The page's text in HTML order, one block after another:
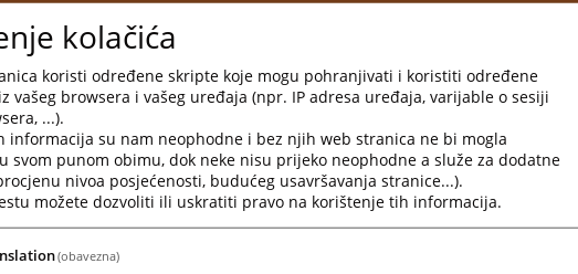
kolačića
koristi određene skripte koje mogu pohranjivati i koristiti određene
vašeg browsera i vašeg uređaja (npr. IP adresa uređaja, varijable o sesiji
...).
informacija su nam neophodne i bez njih web stranica ne bi mogla
svom punom obimu, dok neke nisu prijeko neophodne a služe za dodatne
nivoa posjećenosti, budućeg usavršavanja stranice...).
možete dozvoliti ili uskratiti pravo na korištenje tih informacija.
(obavezna)